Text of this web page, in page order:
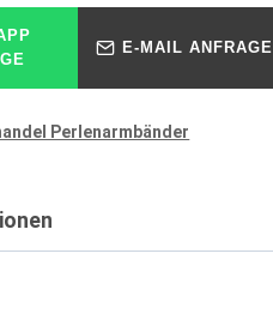
E-MAIL ANFRAGE
Perlenarmbänder